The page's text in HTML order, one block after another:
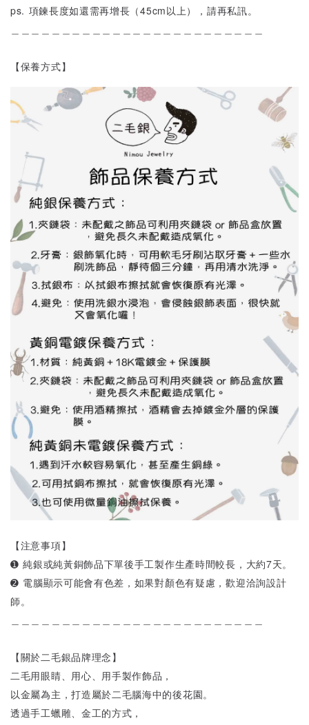
ps. 項鍊長度如還需再增長（45cm以上），請再私訊。
【保養方式】
【注意事項】
➊ 純銀或純黃銅飾品下單後手工製作生產時間較長，大約7天。
➋ 電腦顯示可能會有色差，如果對顏色有疑慮，歡迎洽詢設計
師。
【關於二毛銀品牌理念】
二毛用眼睛、用心、用手製作飾品，
以金屬為主，打造屬於二毛腦海中的後花園。
透過手工蠟雕、金工的方式，